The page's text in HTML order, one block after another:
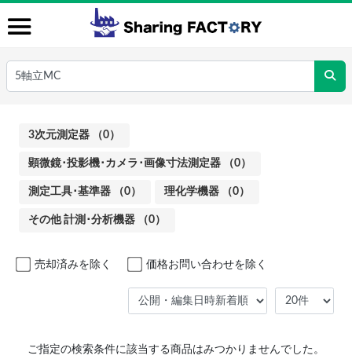
3次元測定器 （0）
顕微鏡･投影機･カメラ･画像寸法測定器 （0）
測定工具･基準器 （0） 理化学機器 （0）
その他 計測･分析機器 （0）
売却済みを除く 価格お問い合わせを除く
ご指定の検索条件に該当する商品はみつかりませんでした。